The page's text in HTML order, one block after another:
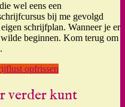
wel eens een
bij me gevolgd
schrijfplan. Wanneer je er
beginnen. Kom terug om
opfrissen
verder kunt